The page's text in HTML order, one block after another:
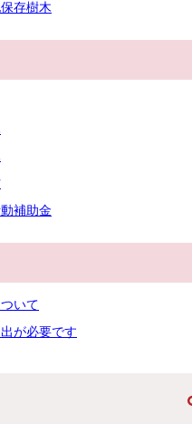
存樹木
補助金
いて
が必要です